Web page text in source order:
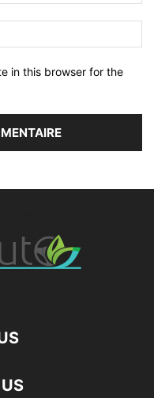
in this browser for the